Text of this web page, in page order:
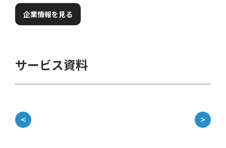
企業情報を見る
サービス資料
＜ ＞